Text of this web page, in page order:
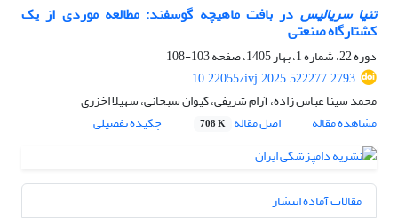
تنیا سریالیس در بافت ماهیچه گوسفند: مطالعه موردی از یک
کشتارگاه صنعتی
دوره 22، شماره 1، بهار 1405، صفحه
103-108
10.22055/ivj.2025.522277.2793
محمد سینا عباس زاده، آرام شریفی، کیوان سبحانی، سهیلا اخزری
مشاهده مقاله
اصل مقاله 708 K چکیده تفصیلی
مقالات آماده انتشار